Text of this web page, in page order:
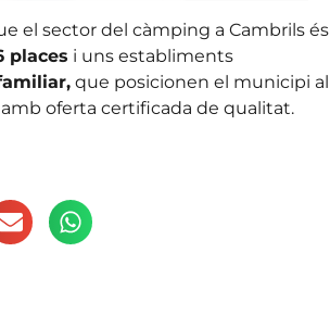
el sector del càmping a Cambrils és
places i uns establiments
que posicionen el municipi al
oferta certificada de qualitat.